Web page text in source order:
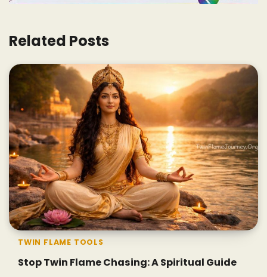
Related Posts
TWIN FLAME TOOLS
Stop Twin Flame Chasing: A Spiritual Guide